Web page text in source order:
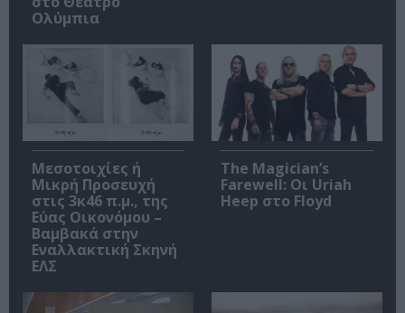
Ολύμπια
Μεσοτοιχίες ή
Μικρή Προσευχή
στις 3κ46 π.μ., της
Εύας Οικονόμου –
Βαμβακά στην
Εναλλακτική Σκηνή
ΕΛΣ
The Magician’s
Farewell: Οι Uriah
Heep στο Floyd